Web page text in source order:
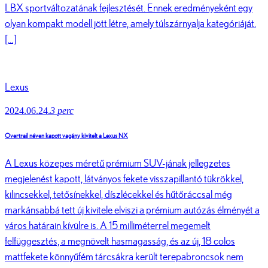
LBX sportváltozatának fejlesztését. Ennek eredményeként egy
olyan kompakt modell jött létre, amely túlszárnyalja kategóriáját.
[…]
Lexus
2024.06.24.3 perc
Overtrail néven kapott vagány kivitelt a Lexus NX
A Lexus közepes méretű prémium SUV-jának jellegzetes
megjelenést kapott, látványos fekete visszapillantó tükrökkel,
kilincsekkel, tetősínekkel, díszlécekkel és hűtőráccsal még
markánsabbá tett új kivitele elviszi a prémium autózás élményét a
város határain kívülre is. A 15 milliméterrel megemelt
felfüggesztés, a megnövelt hasmagasság, és az új, 18 colos
mattfekete könnyűfém tárcsákra került terepabroncsok nem